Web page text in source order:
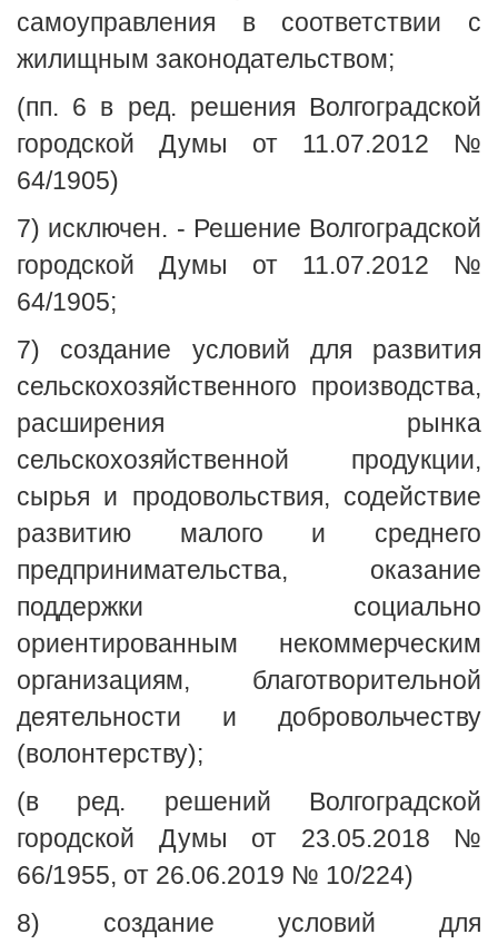
самоуправления в соответствии с
жилищным законодательством;
(пп. 6 в ред. решения Волгоградской
городской Думы от 11.07.2012 №
64/1905)
7) исключен. - Решение Волгоградской
городской Думы от 11.07.2012 №
64/1905;
7) создание условий для развития
сельскохозяйственного производства,
расширения рынка
сельскохозяйственной продукции,
сырья и продовольствия, содействие
развитию малого и среднего
предпринимательства, оказание
поддержки социально
ориентированным некоммерческим
организациям, благотворительной
деятельности и добровольчеству
(волонтерству);
(в ред. решений Волгоградской
городской Думы от 23.05.2018 №
66/1955, от 26.06.2019 № 10/224)
8) создание условий для